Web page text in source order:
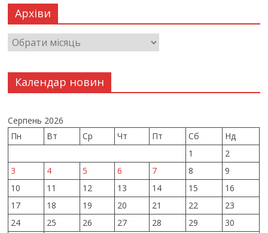
Архіви
Календар новин
Серпень 2026
Пн
Вт Ср Чт Пт Сб
Нд
1
2
3
4 5 6 7 8
9
10
11 12 13 14 15
16
17
18 19 20 21 22
23
24
25 26 27 28 29
30